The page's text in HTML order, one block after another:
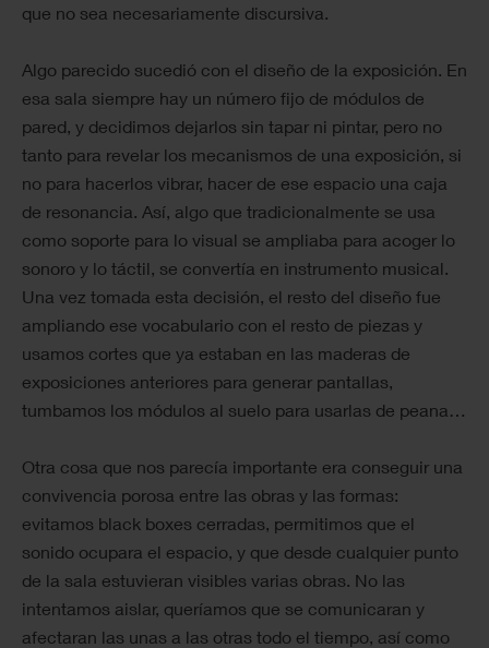
que no sea necesariamente discursiva.
Algo parecido sucedió con el diseño de la exposición. En
esa sala siempre hay un número fijo de módulos de
pared, y decidimos dejarlos sin tapar ni pintar, pero no
tanto para revelar los mecanismos de una exposición, si
no para hacerlos vibrar, hacer de ese espacio una caja
de resonancia. Así, algo que tradicionalmente se usa
como soporte para lo visual se ampliaba para acoger lo
sonoro y lo táctil, se convertía en instrumento musical.
Una vez tomada esta decisión, el resto del diseño fue
ampliando ese vocabulario con el resto de piezas y
usamos cortes que ya estaban en las maderas de
exposiciones anteriores para generar pantallas,
tumbamos los módulos al suelo para usarlas de peana…
Otra cosa que nos parecía importante era conseguir una
convivencia porosa entre las obras y las formas:
evitamos black boxes cerradas, permitimos que el
sonido ocupara el espacio, y que desde cualquier punto
de la sala estuvieran visibles varias obras. No las
intentamos aislar, queríamos que se comunicaran y
afectaran las unas a las otras todo el tiempo, así como